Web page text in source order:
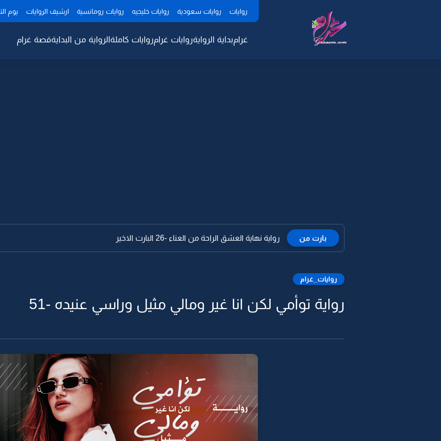
روايات روايات سعودية روايات خليجيه روايات رومانسية ارشيف الروايات يوم
غرامبداية الروايةروايات غرامروايات كاملةالرواية من البدايةقصة غرام
بارت من رواية نهاية العشق الراحة من العناء -26 البارت الاخير
روايات_غرام
رواية توأمي لكن انا غير ومالي مثيل وراسي عنيده -51